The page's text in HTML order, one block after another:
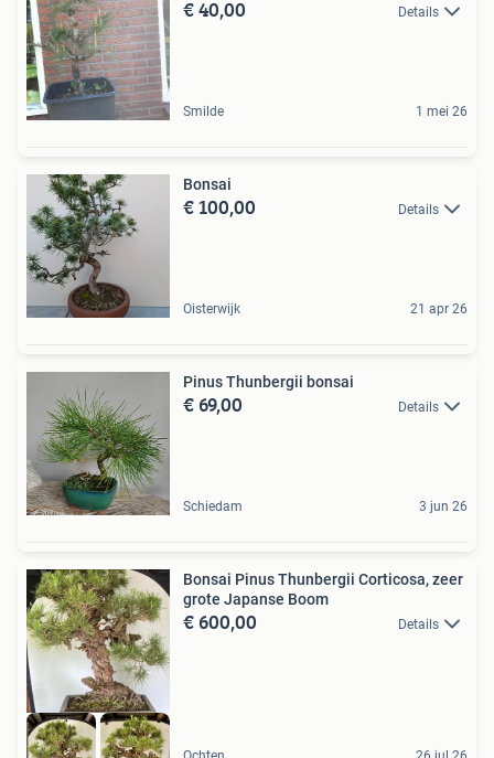
€ 40,00 Details
Smilde 1 mei 26
Bonsai
€ 100,00 Details
Oisterwijk 21 apr 26
Pinus Thunbergii bonsai
€ 69,00 Details
Schiedam 3 jun 26
Bonsai Pinus Thunbergii Corticosa, zeer
grote Japanse Boom
€ 600,00 Details